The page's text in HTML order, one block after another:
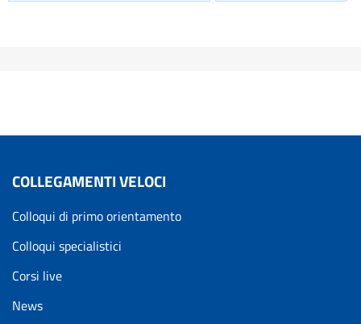
COLLEGAMENTI VELOCI
Colloqui di primo orientamento
Colloqui specialistici
Corsi live
News